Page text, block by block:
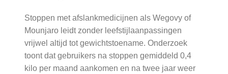
zorggids
Stoppen met afslankmedicijnen als Wegovy of
Mounjaro leidt zonder leefstijlaanpassingen
vrijwel altijd tot gewichtstoename. Onderzoek
toont dat gebruikers na stoppen gemiddeld 0,4
kilo per maand aankomen en na twee jaar weer